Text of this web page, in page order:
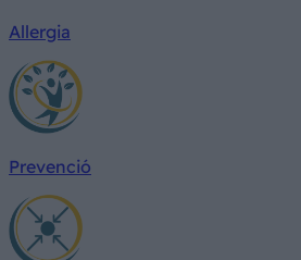
Allergia
Prevenció